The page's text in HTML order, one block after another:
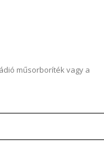
műsorboríték vagy a